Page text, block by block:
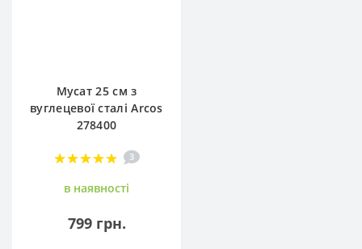
Мусат 25 см з
вуглецевої сталі Arcos
278400
3
в наявностi
799 грн.